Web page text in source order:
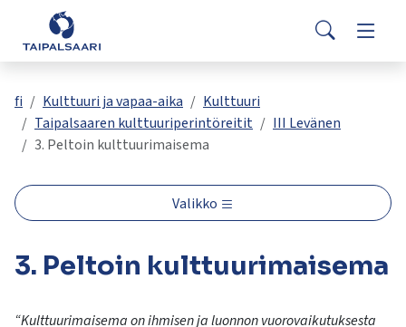
Siirry pääsisältöön
Palaute
Yhteystiedot
Search
Valitse
oleva
tulos
ylös-
alasnuolilla.
Siirry
hakutulokseen
painamalla
Asuminen ja rakentaminen
Opetus ja kasvatus
Hyvinvointi ja terveys
Kulttuuri ja vapaa-aika
Kunta ja päätöksenteko
fi Kulttuuri ja vapaa-aika
Kulttuuri
Taipalsaaren kulttuuriperintöreitit
III Levänen
3. Peltoin kulttuurimaisema
Valikko
3. Peltoin kulttuurimaisema
“Kulttuurimaisema on ihmisen ja luonnon vuorovaikutuksesta